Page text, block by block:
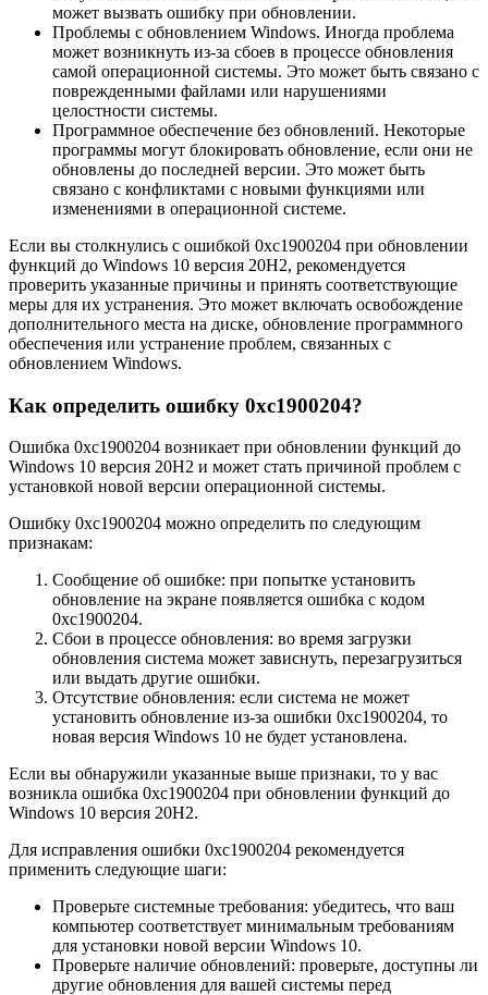
может вызвать ошибку при обновлении.
Проблемы с обновлением Windows. Иногда проблема
может возникнуть из-за сбоев в процессе обновления
самой операционной системы. Это может быть связано с
поврежденными файлами или нарушениями
целостности системы.
Программное обеспечение без обновлений. Некоторые
программы могут блокировать обновление, если они не
обновлены до последней версии. Это может быть
связано с конфликтами с новыми функциями или
изменениями в операционной системе.
Если вы столкнулись с ошибкой 0xc1900204 при обновлении
функций до Windows 10 версия 20H2, рекомендуется
проверить указанные причины и принять соответствующие
меры для их устранения. Это может включать освобождение
дополнительного места на диске, обновление программного
обеспечения или устранение проблем, связанных с
обновлением Windows.
Как определить ошибку 0xc1900204?
Ошибка 0xc1900204 возникает при обновлении функций до
Windows 10 версия 20H2 и может стать причиной проблем с
установкой новой версии операционной системы.
Ошибку 0xc1900204 можно определить по следующим
признакам:
Сообщение об ошибке: при попытке установить
обновление на экране появляется ошибка с кодом
0xc1900204.
Сбои в процессе обновления: во время загрузки
обновления система может зависнуть, перезагрузиться
или выдать другие ошибки.
Отсутствие обновления: если система не может
установить обновление из-за ошибки 0xc1900204, то
новая версия Windows 10 не будет установлена.
Если вы обнаружили указанные выше признаки, то у вас
возникла ошибка 0xc1900204 при обновлении функций до
Windows 10 версия 20H2.
Для исправления ошибки 0xc1900204 рекомендуется
применить следующие шаги:
Проверьте системные требования: убедитесь, что ваш
компьютер соответствует минимальным требованиям
для установки новой версии Windows 10.
Проверьте наличие обновлений: проверьте, доступны ли
другие обновления для вашей системы перед